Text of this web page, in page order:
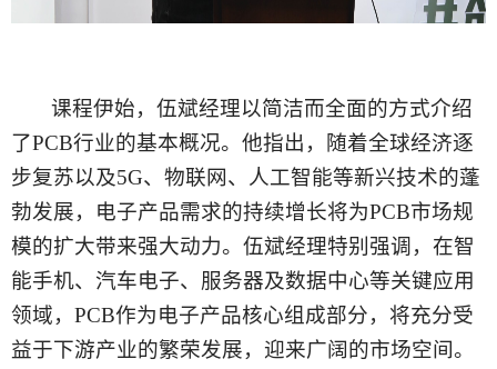
课程伊始，伍斌经理以简洁而全面的方式介绍
了PCB行业的基本概况。他指出，随着全球经济逐
步复苏以及5G、物联网、人工智能等新兴技术的蓬
勃发展，电子产品需求的持续增长将为PCB市场规
模的扩大带来强大动力。伍斌经理特别强调，在智
能手机、汽车电子、服务器及数据中心等关键应用
领域，PCB作为电子产品核心组成部分，将充分受
益于下游产业的繁荣发展，迎来广阔的市场空间。